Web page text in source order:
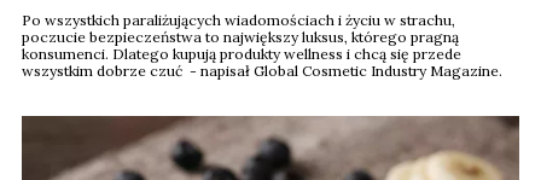
Po wszystkich paraliżujących wiadomościach i życiu w strachu,
poczucie bezpieczeństwa to największy luksus, którego pragną
konsumenci. Dlatego kupują produkty wellness i chcą się przede
wszystkim dobrze czuć - napisał Global Cosmetic Industry Magazine.